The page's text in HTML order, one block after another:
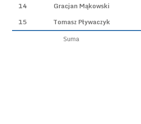
14
Gracjan Mąkowski
15
Tomasz Pływaczyk
Suma